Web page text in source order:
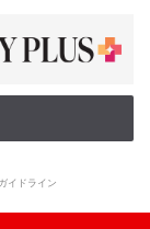
イドライン